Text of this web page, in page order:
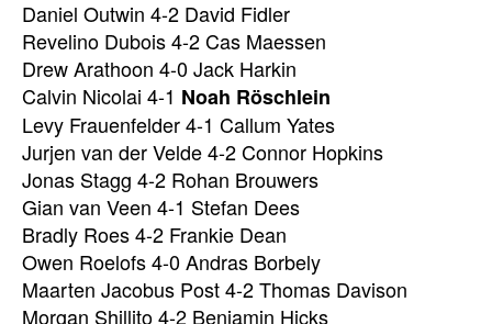
Daniel Outwin 4-2 David Fidler
Revelino Dubois 4-2 Cas Maessen
Drew Arathoon 4-0 Jack Harkin
Calvin Nicolai 4-1 Noah Röschlein
Levy Frauenfelder 4-1 Callum Yates
Jurjen van der Velde 4-2 Connor Hopkins
Jonas Stagg 4-2 Rohan Brouwers
Gian van Veen 4-1 Stefan Dees
Bradly Roes 4-2 Frankie Dean
Owen Roelofs 4-0 Andras Borbely
Maarten Jacobus Post 4-2 Thomas Davison
Morgan Shillito 4-2 Benjamin Hicks